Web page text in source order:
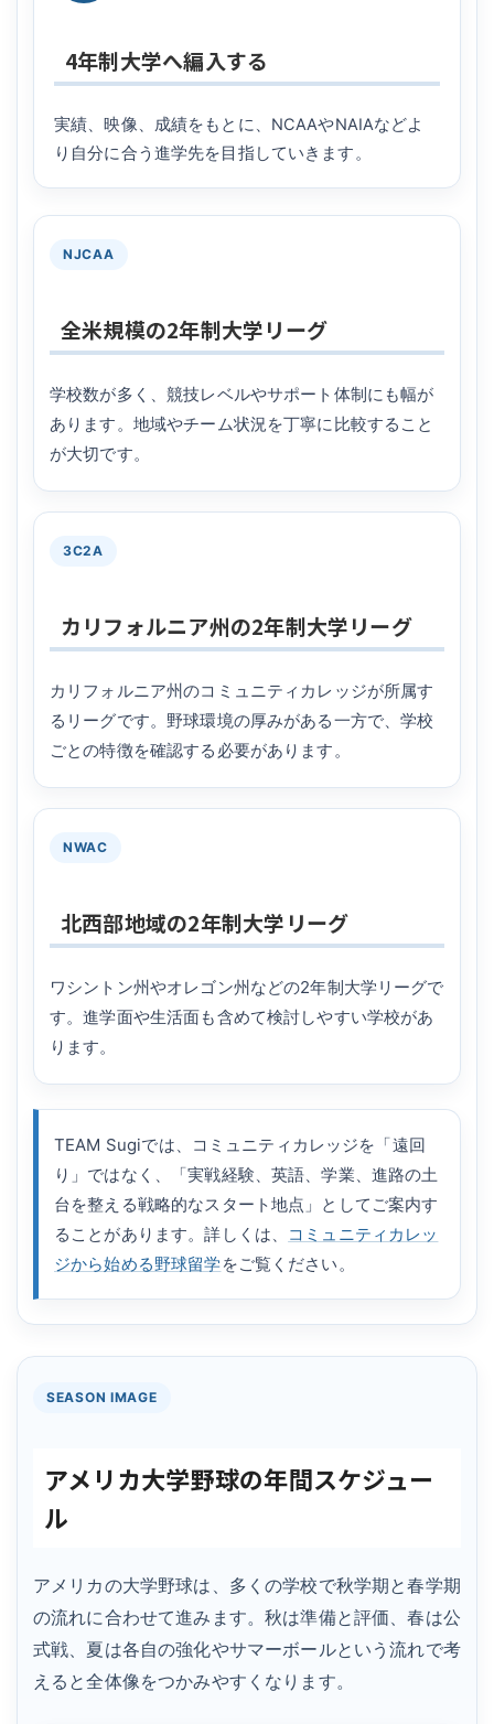
4年制大学へ編入する
実績、映像、成績をもとに、NCAAやNAIAなどよ
り自分に合う進学先を目指していきます。
NJCAA
全米規模の2年制大学リーグ
学校数が多く、競技レベルやサポート体制にも幅が
あります。地域やチーム状況を丁寧に比較すること
が大切です。
3C2A
カリフォルニア州の2年制大学リーグ
カリフォルニア州のコミュニティカレッジが所属す
るリーグです。野球環境の厚みがある一方で、学校
ごとの特徴を確認する必要があります。
NWAC
北西部地域の2年制大学リーグ
ワシントン州やオレゴン州などの2年制大学リーグで
す。進学面や生活面も含めて検討しやすい学校があ
ります。
TEAM Sugiでは、コミュニティカレッジを「遠回
り」ではなく、「実戦経験、英語、学業、進路の土
台を整える戦略的なスタート地点」としてご案内す
ることがあります。詳しくは、 コミュニティカレッ
ジから始める野球留学をご覧ください。
SEASON IMAGE
アメリカ大学野球の年間スケジュー
ル
アメリカの大学野球は、多くの学校で秋学期と春学期
の流れに合わせて進みます。秋は準備と評価、春は公
式戦、夏は各自の強化やサマーボールという流れで考
えると全体像をつかみやすくなります。